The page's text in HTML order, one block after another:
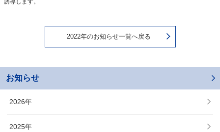
2022年のお知らせ一覧へ戻る
お知らせ
2026年
2025年